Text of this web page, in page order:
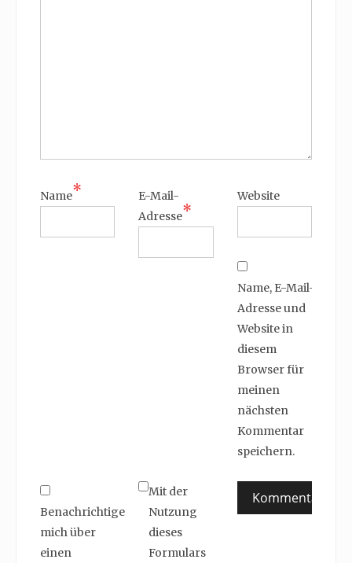
Name*
E-Mail-
Adresse*
Website
Name, E-Mail-
Adresse und
Website in
diesem
Browser für
meinen
nächsten
Kommentar
speichern.
Benachrichtige
mich über
einen
Mit der
Nutzung
dieses
Formulars